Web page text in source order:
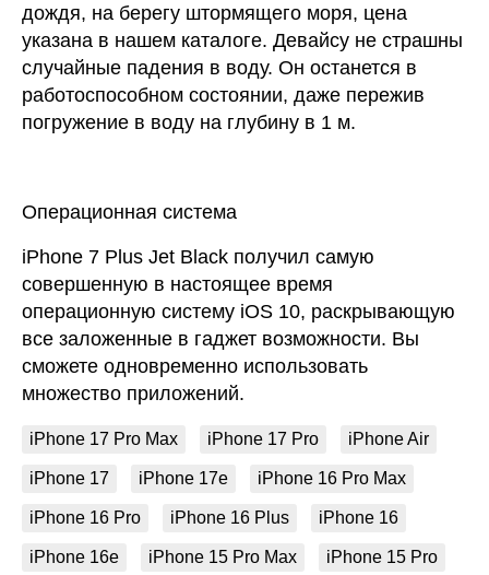
дождя, на берегу штормящего моря, цена
указана в нашем каталоге. Девайсу не страшны
случайные падения в воду. Он останется в
работоспособном состоянии, даже пережив
погружение в воду на глубину в 1 м.
Операционная система
iPhone 7 Plus Jet Black получил самую
совершенную в настоящее время
операционную систему iOS 10, раскрывающую
все заложенные в гаджет возможности. Вы
сможете одновременно использовать
множество приложений.
iPhone 17 Pro Max iPhone 17 Pro iPhone Air
iPhone 17 iPhone 17e iPhone 16 Pro Max
iPhone 16 Pro iPhone 16 Plus iPhone 16
iPhone 16e iPhone 15 Pro Max iPhone 15 Pro